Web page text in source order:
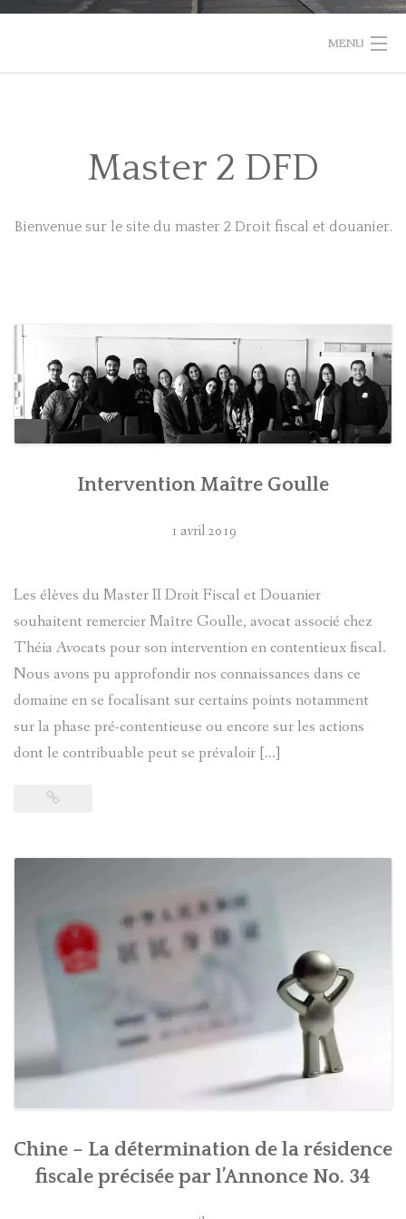
MENU
ALUMNI
Master 2 DFD
Bienvenue sur le site du master 2 Droit fiscal et douanier.
Intervention Maître Goulle
1 avril 2019
Les élèves du Master II Droit Fiscal et Douanier
souhaitent remercier Maître Goulle, avocat associé chez
Théia Avocats pour son intervention en contentieux fiscal.
Nous avons pu approfondir nos connaissances dans ce
domaine en se focalisant sur certains points notamment
sur la phase pré-contentieuse ou encore sur les actions
dont le contribuable peut se prévaloir […]
Chine – La détermination de la résidence
fiscale précisée par l’Annonce No. 34